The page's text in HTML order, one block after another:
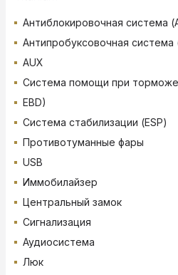
Антиблокировочная система
Антипробуксовочная система
AUX
Система помощи при
EBD)
Система стабилизации (ESP)
Противотуманные фары
USB
Иммобилайзер
Центральный замок
Сигнализация
Аудиосистема
Люк